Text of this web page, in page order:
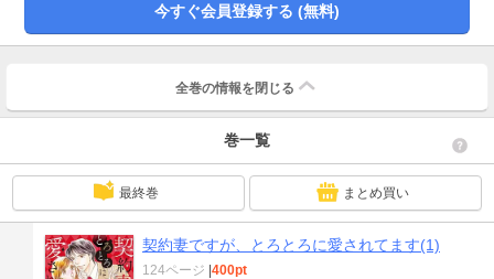
今すぐ会員登録する (無料)
全巻の情報を 閉じる
巻一覧
最終巻 まとめ買い
契約妻ですが、とろとろに愛されてます(1)
124ページ |400pt